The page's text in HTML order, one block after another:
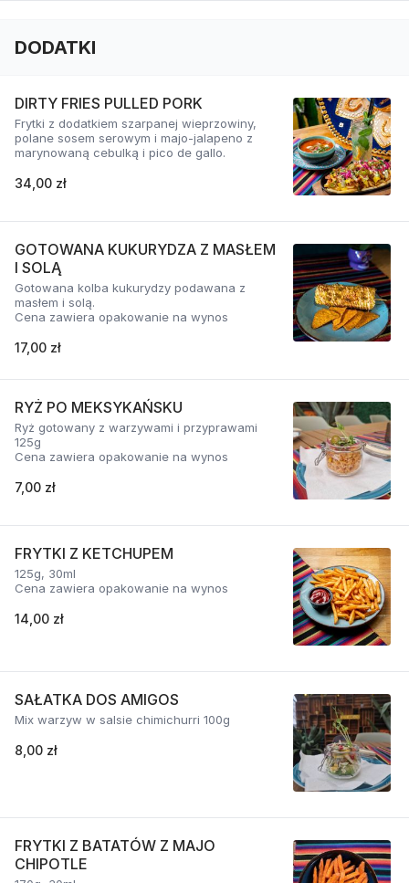
DODATKI
DIRTY FRIES PULLED PORK
Frytki z dodatkiem szarpanej wieprzowiny,
polane sosem serowym i majo-jalapeno z
marynowaną cebulką i pico de gallo.
34,00 zł
GOTOWANA KUKURYDZA Z MASŁEM
I SOLĄ
Gotowana kolba kukurydzy podawana z
masłem i solą.
Cena zawiera opakowanie na wynos
17,00 zł
RYŻ PO MEKSYKAŃSKU
Ryż gotowany z warzywami i przyprawami
125g
Cena zawiera opakowanie na wynos
7,00 zł
FRYTKI Z KETCHUPEM
125g, 30ml
Cena zawiera opakowanie na wynos
14,00 zł
SAŁATKA DOS AMIGOS
Mix warzyw w salsie chimichurri 100g
8,00 zł
FRYTKI Z BATATÓW Z MAJO
CHIPOTLE